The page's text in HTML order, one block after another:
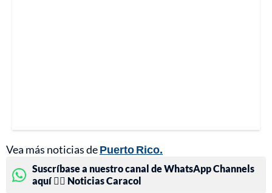
Vea más noticias dePuerto Rico.
Suscríbase a nuestro canal de WhatsApp Channels
aquí 👉🏻 Noticias Caracol